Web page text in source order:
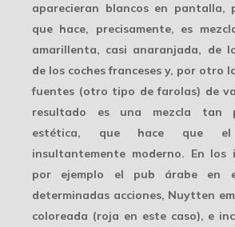
aparecieran blancos en pantalla,
que hace, precisamente, es
amarillenta, casi anaranjada, de
de los coches franceses y, por otro
fuentes (otro tipo de farolas) de
resultado es una mezcla tan
estética, que hace que
insultantemente moderno. En los
por ejemplo el pub árabe en
determinadas acciones, Nuytten
coloreada (roja en este caso), e